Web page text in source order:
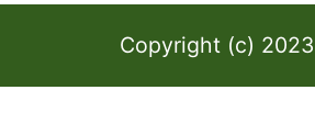
Copyright (c)